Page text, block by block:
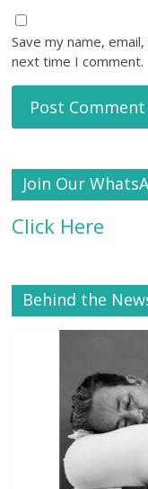
Save my name,
next time I comment.
Join Our
Click Here
Behind the